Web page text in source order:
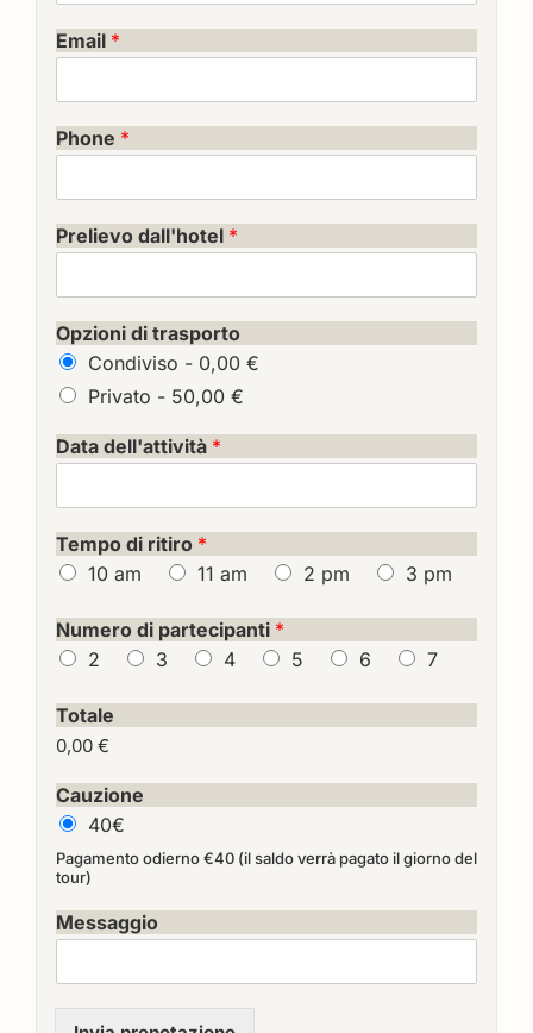
Email *
Phone *
Prelievo dall'hotel *
Opzioni di trasporto
Condiviso - 0,00 €
Privato - 50,00 €
Data dell'attività *
Tempo di ritiro *
10 am
11 am 2 pm 3 pm
Numero di partecipanti *
2
3 4 5 6 7
Totale
0,00 €
Cauzione
40€
Pagamento odierno €40 (il saldo verrà pagato il giorno del
tour)
Messaggio